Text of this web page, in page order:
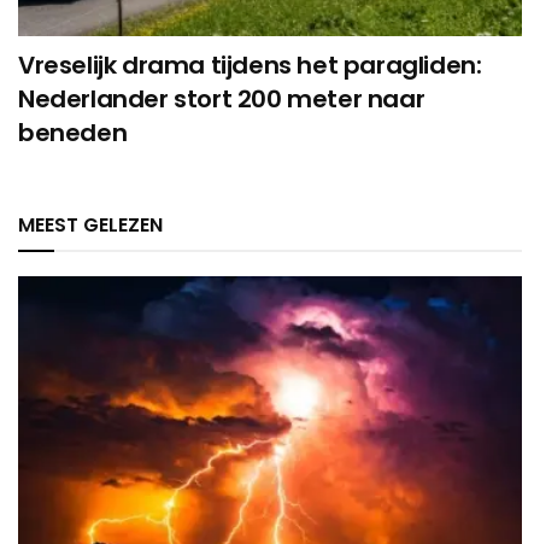
Vreselijk drama tijdens het paragliden:
Nederlander stort 200 meter naar
beneden
MEEST GELEZEN